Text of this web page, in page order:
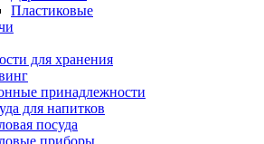
Пластиковые
для хранения
принадлежности
для напитков
посуда
приборы